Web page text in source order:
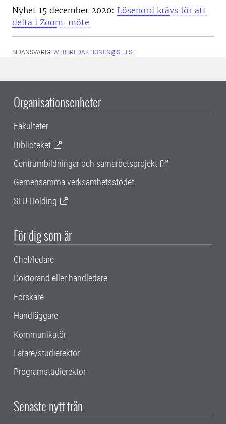
Nyhet 15 december 2020: Lösenord krävs för att
delta i Zoom-möte
SIDANSVARIG: WEBBREDAKTIONEN@SLU.SE
Organisationsenheter
Fakulteter
Biblioteket
Centrumbildningar och samarbetsprojekt
Gemensamma verksamhetsstödet
SLU Holding
För dig som är
Chef/ledare
Doktorand eller handledare
Forskare
Handläggare
Kommunikatör
Lärare/studierektor
Programstudierektor
Senaste nytt från